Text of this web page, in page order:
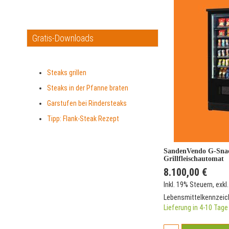
SandenVendo G-
Grillfleischautomat
8.100,00 €
Inkl. 19% Steuern,
Lieferung in 4-10 Tage
Gratis-Downloads
Steaks grillen
Steaks in der Pfanne braten
Garstufen bei Rindersteaks
Tipp: Flank-Steak Rezept